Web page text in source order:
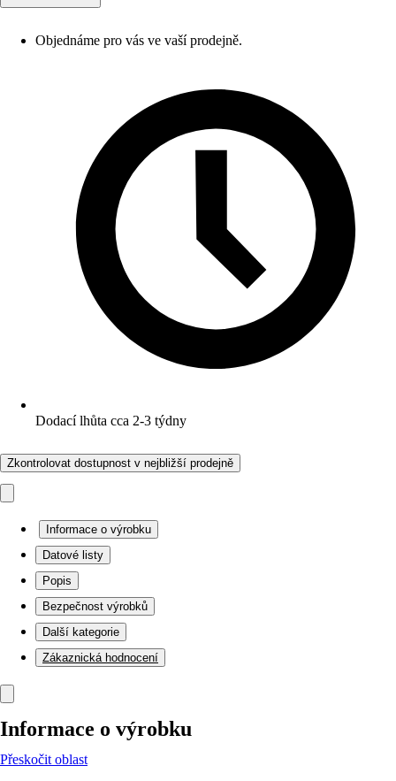
Objednáme pro vás ve vaší prodejně.
Dodací lhůta cca 2-3 týdny
Zkontrolovat dostupnost v nejbližší prodejně
Informace o výrobku
Datové listy
Popis
Bezpečnost výrobků
Další kategorie
Zákaznická hodnocení
Informace o výrobku
Přeskočit oblast